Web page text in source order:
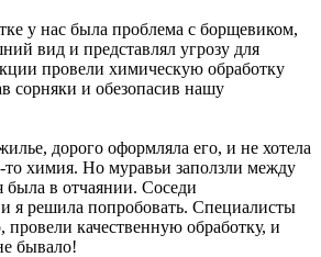
у нас была проблема с борщевиком,
вид и представлял угрозу для
провели химическую обработку
сорняки и обезопасив нашу
дорого оформляла его, и не хотела
то химия. Но муравьи заползли между
была в отчаянии. Соседи
я решила попробовать. Специалисты
провели качественную обработку, и
бывало!